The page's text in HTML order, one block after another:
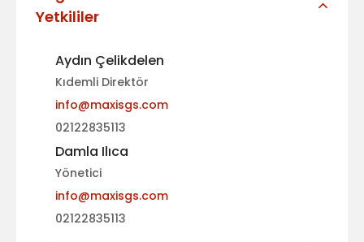
Yetkililer
Aydın Çelikdelen
Kıdemli Direktör
info@maxisgs.com
02122835113
Damla Ilıca
Yönetici
info@maxisgs.com
02122835113